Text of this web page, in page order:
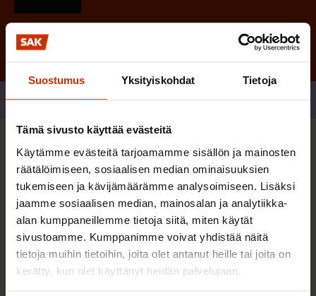
Suostumus Yksityiskohdat Tietoja
Tämä sivusto käyttää evästeitä
Käytämme evästeitä tarjoamamme sisällön ja mainosten
räätälöimiseen, sosiaalisen median ominaisuuksien
tukemiseen ja kävijämäärämme analysoimiseen. Lisäksi
jaamme sosiaalisen median, mainosalan ja analytiikka-
alan kumppaneillemme tietoja siitä, miten käytät
sivustoamme. Kumppanimme voivat yhdistää näitä
tietoja muihin tietoihin, joita olet antanut heille tai joita on
kerätty, kun olet käyttänyt heidän palvelujaan.
Jaa
Sinua saattaa myös kiinnostaa
TERVE JA HYVÄ TYÖELÄMÄ